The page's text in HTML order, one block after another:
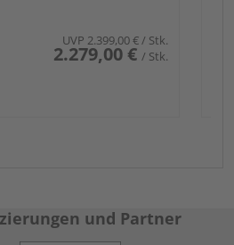
UVP 2.399,00 €/ Stk.
2.279,00 € / Stk.
und Partner